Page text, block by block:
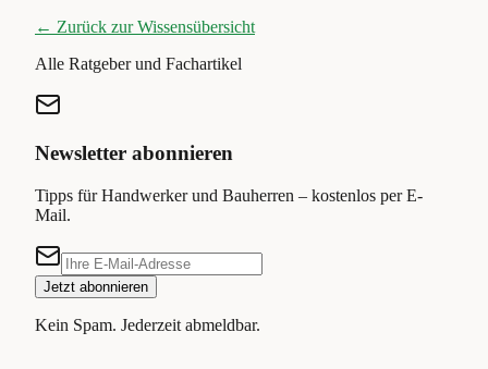
← Zurück zur Wissensübersicht
Alle Ratgeber und Fachartikel
Newsletter abonnieren
Tipps für Handwerker und Bauherren – kostenlos per E-
Mail.
Jetzt abonnieren
Kein Spam. Jederzeit abmeldbar.